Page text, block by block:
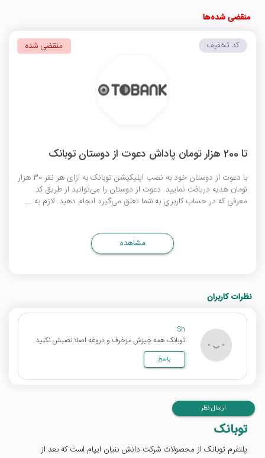
منقضی شده‌ها
تا 200 هزار تومان پاداش دعوت از دوستان توبانک
با دعوت از دوستان خود به نصب اپلیکیشن توبانک به ازای هر نفر 30 هزار
تومان هدیه دریافت نمایید. دعوت از دوستان را می‌توانید از طریق کد
معرفی که در حساب کاربری به شما تعلق می‌گیرد انجام دهید. لازم به ...
کد تخفیف منقضی شده
مشاهده
نظرات کاربران
Sh
توبانک همه چیزش مزخرف و دروغه اصلا نصبش نکنید
پاسخ
ارسال نظر
توبانک
پلتفرم توبانک از محصولات شرکت دانش بنیان ایپام است که بعد از